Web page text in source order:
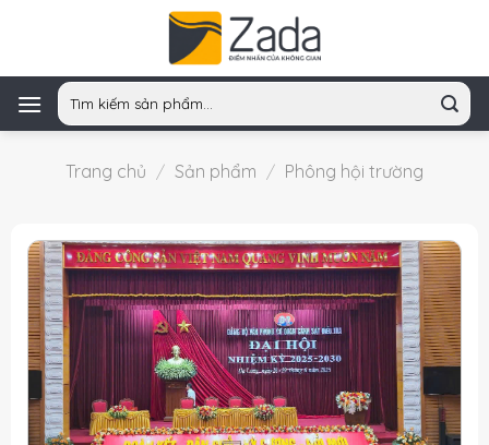
Tìm
kiếm:
Trang chủ / Sản phẩm / Phông hội trường